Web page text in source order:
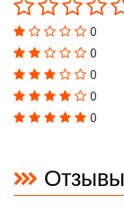
0
0
0
0
0